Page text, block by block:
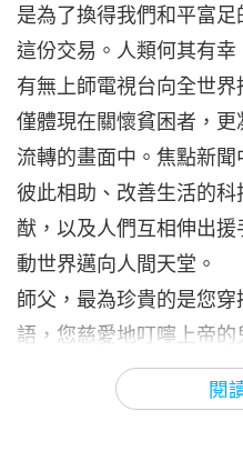
閱
是為了換得我們和平富
這份交易。人類何其有
有無上師電視台向全世
僅體現在關懷貧困者，
流轉的畫面中。焦點新
彼此相助、改善生活的
猷，以及人們互相伸出
動世界邁向人間天堂。
師父，最為珍貴的是您
語，您慈愛地叮嚀上帝
在浮華空虛的塵世，無
願您以無上甚深大愛化